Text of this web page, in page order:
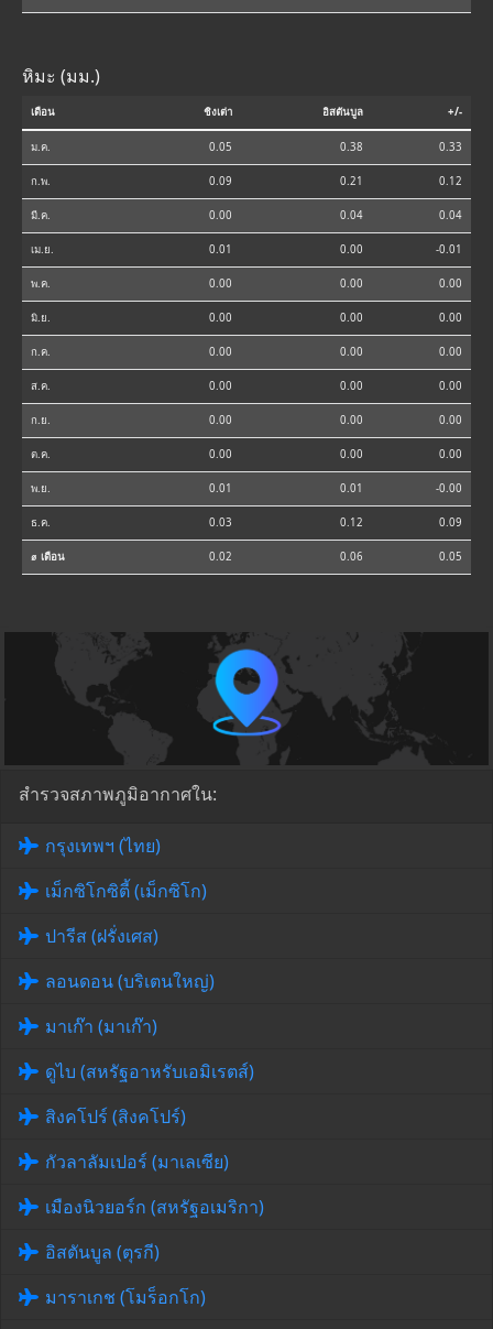
หิมะ (มม.)
เดือน ชิงเต่า อิสตันบูล +/-
ม.ค. 0.05 0.38 0.33
ก.พ. 0.09 0.21 0.12
มี.ค. 0.00 0.04 0.04
เม.ย. 0.01 0.00 -0.01
พ.ค. 0.00 0.00 0.00
มิ.ย. 0.00 0.00 0.00
ก.ค. 0.00 0.00 0.00
ส.ค. 0.00 0.00 0.00
ก.ย. 0.00 0.00 0.00
ต.ค. 0.00 0.00 0.00
พ.ย. 0.01 0.01 -0.00
ธ.ค. 0.03 0.12 0.09
⌀ เดือน 0.02 0.06 0.05
สำรวจสภาพภูมิอากาศใน:
กรุงเทพฯ (ไทย)
เม็กซิโกซิตี้ (เม็กซิโก)
ปารีส (ฝรั่งเศส)
ลอนดอน (บริเตนใหญ่)
มาเก๊า (มาเก๊า)
ดูไบ (สหรัฐอาหรับเอมิเรตส์)
สิงคโปร์ (สิงคโปร์)
กัวลาลัมเปอร์ (มาเลเซีย)
เมืองนิวยอร์ก (สหรัฐอเมริกา)
อิสตันบูล (ตุรกี)
มาราเกช (โมร็อกโก)